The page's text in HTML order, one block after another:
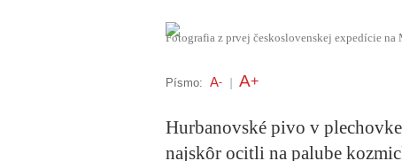
Fotografia z prvej československej expedície
Písmo: A- A+
Hurbanovské pivo v
najskôr ocitli na palube